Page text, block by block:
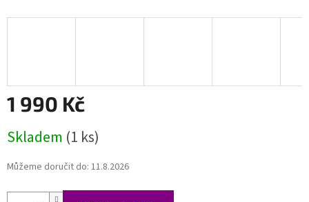
1 990 Kč
cena:
Skladem (1 ks)
Můžeme doručit do: 11.8.2026